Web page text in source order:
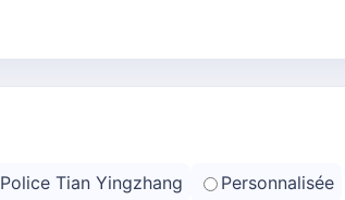
Police Tian Yingzhang
Personnalisée